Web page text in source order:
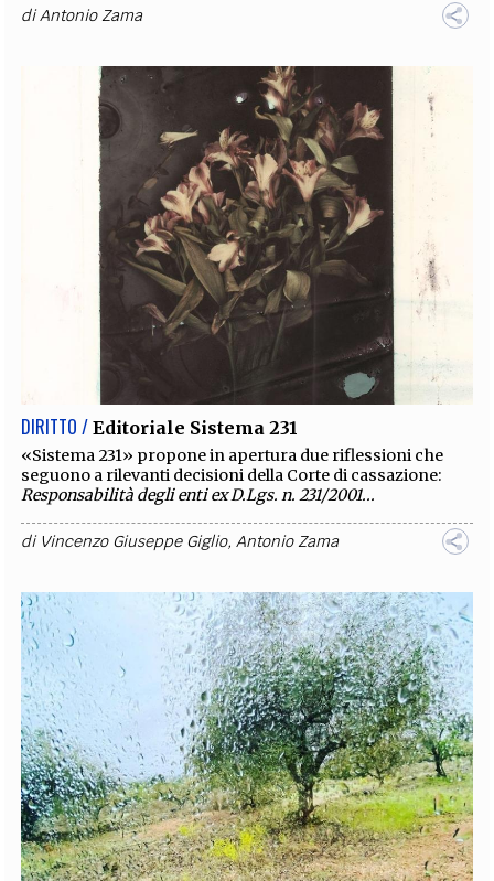
diAntonio Zama
DIRITTO / Editoriale Sistema 231
«Sistema 231» propone in apertura due riflessioni che
seguono a rilevanti decisioni della Corte di cassazione:
Responsabilità degli enti ex D.Lgs. n. 231/2001...
di Vincenzo Giuseppe Giglio,Antonio Zama